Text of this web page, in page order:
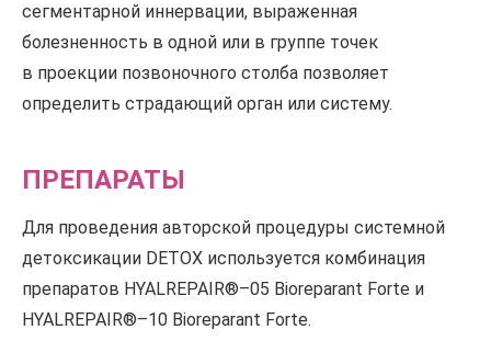
сегментарной иннервации, выраженная
болезненность в одной или в группе точек
в проекции позвоночного столба позволяет
определить страдающий орган или систему.
ПРЕПАРАТЫ
Для проведения авторской процедуры системной
детоксикации DETOX используется комбинация
препаратов HYALREPAIR®–05 Bioreparant Forte и
HYALREPAIR®–10 Bioreparant Forte.